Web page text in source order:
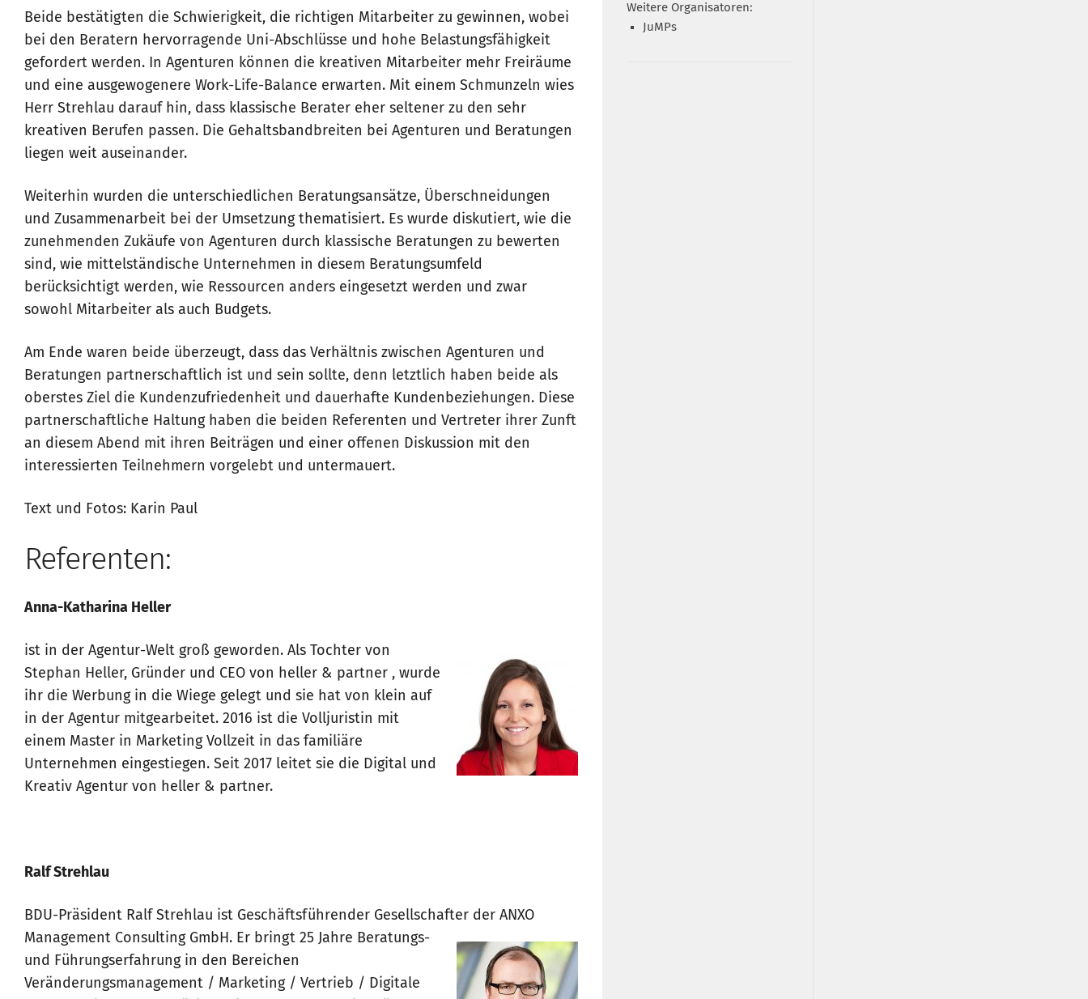
Beide bestätigten die Schwierigkeit, die richtigen Mitarbeiter zu gewinnen, wobei
bei den Beratern hervorragende Uni-Abschlüsse und hohe Belastungsfähigkeit
gefordert werden. In Agenturen können die kreativen Mitarbeiter mehr Freiräume
und eine ausgewogenere Work-Life-Balance erwarten. Mit einem Schmunzeln wies
Herr Strehlau darauf hin, dass klassische Berater eher seltener zu den sehr
kreativen Berufen passen. Die Gehaltsbandbreiten bei Agenturen und Beratungen
liegen weit auseinander.
Weiterhin wurden die unterschiedlichen Beratungsansätze, Überschneidungen
und Zusammenarbeit bei der Umsetzung thematisiert. Es wurde diskutiert, wie die
zunehmenden Zukäufe von Agenturen durch klassische Beratungen zu bewerten
sind, wie mittelständische Unternehmen in diesem Beratungsumfeld
berücksichtigt werden, wie Ressourcen anders eingesetzt werden und zwar
sowohl Mitarbeiter als auch Budgets.
Am Ende waren beide überzeugt, dass das Verhältnis zwischen Agenturen und
Beratungen partnerschaftlich ist und sein sollte, denn letztlich haben beide als
oberstes Ziel die Kundenzufriedenheit und dauerhafte Kundenbeziehungen. Diese
partnerschaftliche Haltung haben die beiden Referenten und Vertreter ihrer Zunft
an diesem Abend mit ihren Beiträgen und einer offenen Diskussion mit den
interessierten Teilnehmern vorgelebt und untermauert.
Text und Fotos: Karin Paul
Referenten:
Anna-Katharina Heller
ist in der Agentur-Welt groß geworden. Als Tochter von
Stephan Heller, Gründer und CEO von heller & partner , wurde
ihr die Werbung in die Wiege gelegt und sie hat von klein auf
in der Agentur mitgearbeitet. 2016 ist die Volljuristin mit
einem Master in Marketing Vollzeit in das familiäre
Unternehmen eingestiegen. Seit 2017 leitet sie die Digital und
Kreativ Agentur von heller & partner.
Ralf Strehlau
BDU-Präsident Ralf Strehlau ist Geschäftsführender Gesellschafter der ANXO
Management Consulting GmbH. Er bringt 25 Jahre Beratungs-
und Führungserfahrung in den Bereichen
Veränderungsmanagement / Marketing / Vertrieb / Digitale
Weitere Organisatoren:
JuMPs